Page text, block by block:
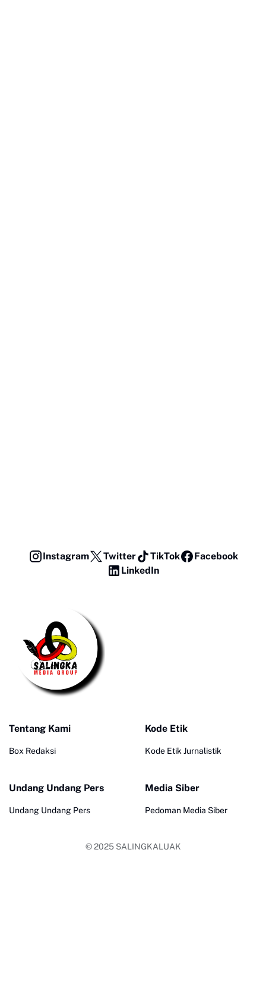
Instagram Twitter TikTok
Facebook
LinkedIn
Tentang Kami
Box Redaksi
Kode Etik
Kode Etik Jurnalistik
Undang Undang Pers
Undang Undang Pers
Media Siber
Pedoman Media Siber
© 2025 SALINGKALUAK